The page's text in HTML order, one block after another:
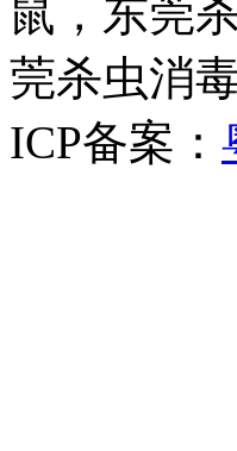
鼠，东莞
莞杀虫消
ICP备案：